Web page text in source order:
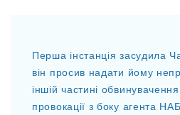
Перша інстанція засудила
він просив надати йому
іншій частині
провокації з боку агента